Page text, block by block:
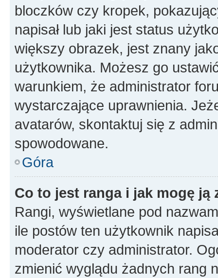
bloczków czy kropek,
napisał lub jaki jest status
większy obrazek, jest znany
użytkownika. Możesz go
warunkiem, że administrator
wystarczające uprawnienia.
avatarów, skontaktuj się z
spowodowane.
Góra
Co to jest ranga i jak mogę ją
Rangi, wyświetlane pod
ile postów ten użytkownik
moderator czy administrator.
zmienić wyglądu żadnych rang